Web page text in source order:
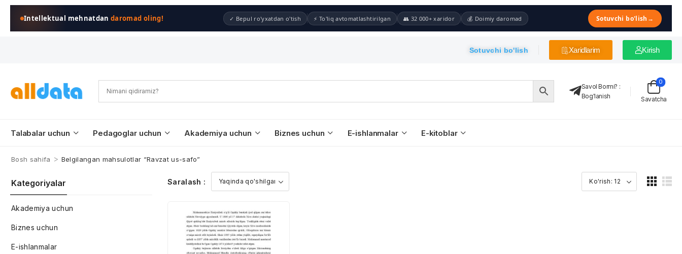
Intellektual mehnatdandaromad oling! ✓ Bepul ro'yxatdan o'tish ⚡ To'liq avtomatlashtirilgan 👥 32 000+ xaridor 💰 Doimiy daromad Sotuvchi bo'lish →
Sotuvchi bo'lish Xaridlarim Kirish
Savol Bormi? :
Bog'lanish
Savatcha
0
Talabalar uchun Pedagoglar uchun Akademiya uchun Biznes uchun E-ishlanmalar E-kitoblar
Bosh sahifa > Belgilangan mahsulotlar “Ravzat us-safo”
Kategoriyalar
Akademiya uchun
Biznes uchun
E-ishlanmalar
Saralash :